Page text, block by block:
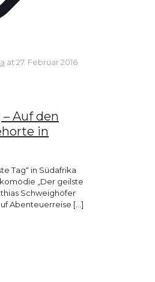
at 27. Februar 2016
Auf den
in
Tag“ in Südafrika
„Der geilste
Schweighöfer
Abenteuerreise […]